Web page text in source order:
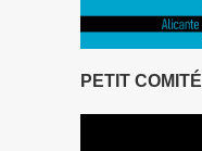
PETIT COMITÉ